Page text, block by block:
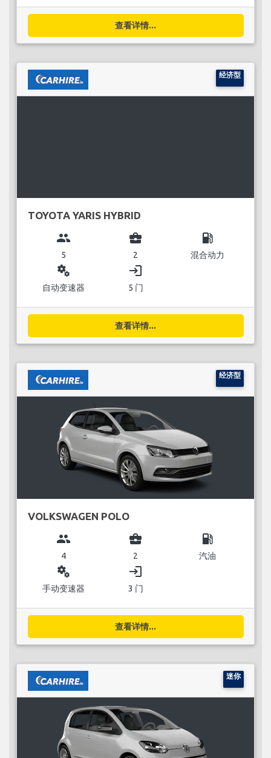
查看详情...
经济型
TOYOTA YARIS HYBRID
group
5
business_center
2
local_gas_station
混合动力
miscellaneous_services
自动变速器
login
5 门
查看详情...
经济型
VOLKSWAGEN POLO
group
4
business_center
2
local_gas_station
汽油
miscellaneous_services
手动变速器
login
3 门
查看详情...
迷你